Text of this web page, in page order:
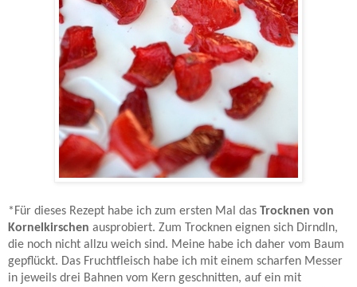
*Für dieses Rezept habe ich zum ersten Mal das Trocknen von
Kornelkirschen ausprobiert. Zum Trocknen eignen sich Dirndln,
die noch nicht allzu weich sind. Meine habe ich daher vom Baum
gepflückt. Das Fruchtfleisch habe ich mit einem scharfen Messer
in jeweils drei Bahnen vom Kern geschnitten, auf ein mit